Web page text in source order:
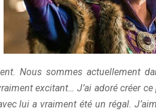
Nous sommes actuellement
excitant… J’ai adoré créer
lui a vraiment été un régal.